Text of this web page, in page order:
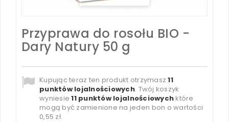
Przyprawa do rosołu BIO -
Dary Natury 50 g
Kupując teraz ten produkt otrzymasz11
punktów lojalnościowych. Twój koszyk
wyniesie11punktów lojalnościowych które
mogą być zamienione na jeden bon o wartości
0,55 zł.